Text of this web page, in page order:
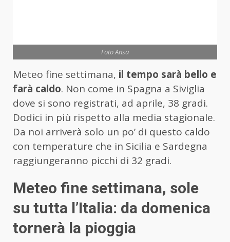
Foto Ansa
Meteo fine settimana, il tempo sarà bello e
farà caldo. Non come in Spagna a Siviglia
dove si sono registrati, ad aprile, 38 gradi.
Dodici in più rispetto alla media stagionale.
Da noi arriverà solo un po’ di questo caldo
con temperature che in Sicilia e Sardegna
raggiungeranno picchi di 32 gradi.
Meteo fine settimana, sole
su tutta l’Italia: da domenica
tornerà la pioggia